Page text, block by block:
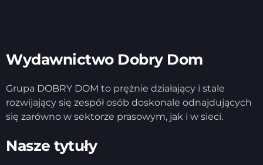
Wydawnictwo Dobry Dom
Grupa DOBRY DOM to prężnie działający i stale
rozwijający się zespół osób doskonale odnajdujących
się zarówno w sektorze prasowym, jak i w sieci.
Nasze tytuły